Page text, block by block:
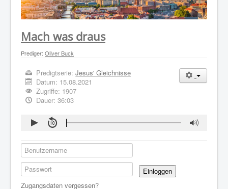
PREDIGTEN
KONTAKT
Mach was draus
Prediger: Oliver Buck
Predigtserie:Jesus' Gleichnisse
Datum: 15.08.2021
Zugriffe: 1907
Dauer: 36:03
Einloggen
Zugangsdaten vergessen?